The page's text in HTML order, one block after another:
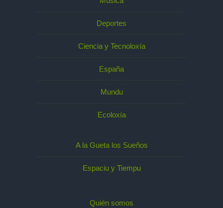
Deportes
Ciencia y Tecnoloxía
España
Mundu
Ecoloxía
A la Gueta los Sueños
Espaciu y Tiempu
Quién somos